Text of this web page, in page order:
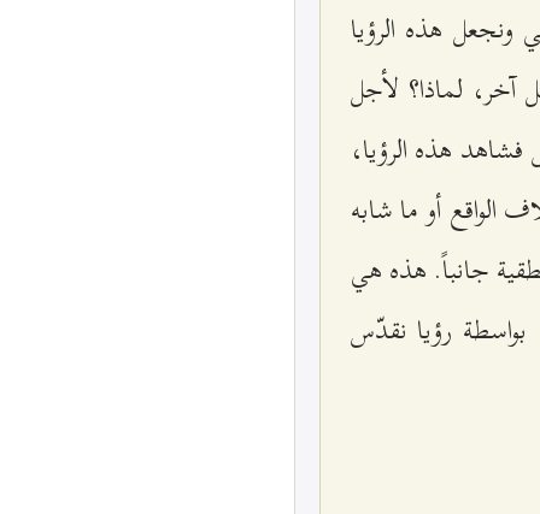
هذه الرؤيا
آخر، لماذا؟ لأجل
هذه الرؤيا،
الواقع أو ما شابه
جانباً. هذه هي
بواسطة رؤيا نقدّس